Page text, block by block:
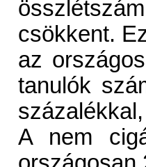
csökkent.
az
tanulók
A nem